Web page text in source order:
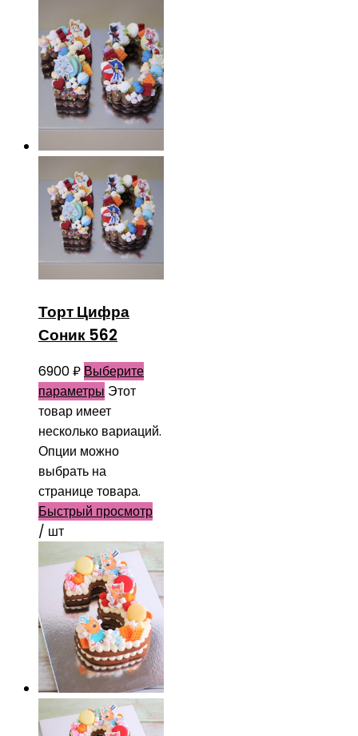
Торт Цифра
Соник 562
6900₽ Выберите
параметры Этот
товар имеет
несколько вариаций.
Опции можно
выбрать на
странице товара.
Быстрый просмотр
/ шт